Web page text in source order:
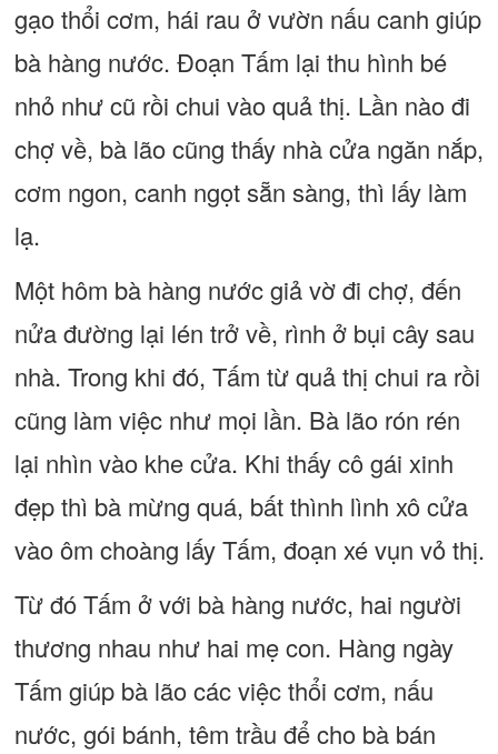
gạo thổi cơm, hái rau ở vườn nấu canh giúp
bà hàng nước. Đoạn Tấm lại thu hình bé
nhỏ như cũ rồi chui vào quả thị. Lần nào đi
chợ về, bà lão cũng thấy nhà cửa ngăn nắp,
cơm ngon, canh ngọt sẵn sàng, thì lấy làm
lạ.
Một hôm bà hàng nước giả vờ đi chợ, đến
nửa đường lại lén trở về, rình ở bụi cây sau
nhà. Trong khi đó, Tấm từ quả thị chui ra rồi
cũng làm việc như mọi lần. Bà lão rón rén
lại nhìn vào khe cửa. Khi thấy cô gái xinh
đẹp thì bà mừng quá, bất thình lình xô cửa
vào ôm choàng lấy Tấm, đoạn xé vụn vỏ thị.
Từ đó Tấm ở với bà hàng nước, hai người
thương nhau như hai mẹ con. Hàng ngày
Tấm giúp bà lão các việc thổi cơm, nấu
nước, gói bánh, têm trầu để cho bà bán